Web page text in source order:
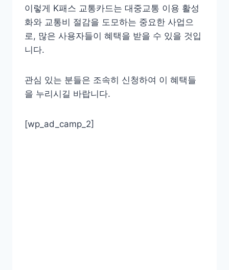
이렇게 K패스 교통카드는 대중교통 이용 활성
화와 교통비 절감을 도모하는 중요한 사업으
로, 많은 사용자들이 혜택을 받을 수 있을 것입
니다.
관심 있는 분들은 조속히 신청하여 이 혜택들
을 누리시길 바랍니다.
[wp_ad_camp_2]